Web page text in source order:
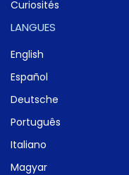
Curiosités
LANGUES
English
Español
Deutsche
Português
Italiano
Magyar